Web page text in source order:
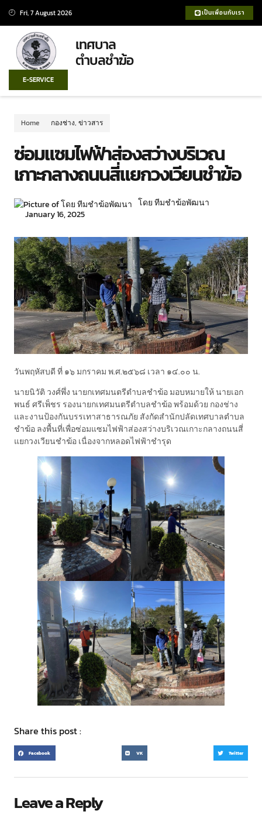
Fri, 7 August 2026 เป็นเพื่อนกับเรา
เทศบาล
ตำบลชำฆ้อ
E-SERVICE
Home กองช่าง, ข่าวสาร
ซ่อมแซมไฟฟ้าส่องสว่างบริเวณ
เกาะกลางถนนสี่แยกวงเวียนชำฆ้อ
โดย ทีมชำฆ้อพัฒนา
January 16, 2025
วันพฤหัสบดี ที่ ๑๖ มกราคม พ.ศ.๒๕๖๘ เวลา ๑๔.๐๐ น.
นายนิวัติ วงศ์พึ่ง นายกเทศมนตรีตำบลชำฆ้อ มอบหมายให้ นายเอก
พนธ์ ศรีเพ็ชร รองนายกเทศมนตรีตำบลชำฆ้อ พร้อมด้วย กองช่าง
และงานป้องกันบรรเทาสาธารณภัย สังกัดสำนักปลัดเทศบาลตำบล
ชำฆ้อ ลงพื้นที่เพื่อซ่อมแซมไฟฟ้าส่องสว่างบริเวณเกาะกลางถนนสี่
แยกวงเวียนชำฆ้อ เนื่องจากหลอดไฟฟ้าชำรุด
Share this post :
Facebook VK Twitter
Leave a Reply